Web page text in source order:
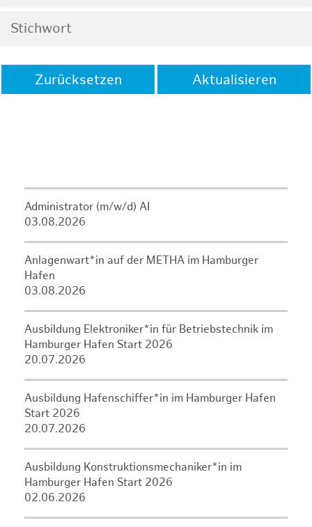
Zurücksetzen Aktualisieren
Administrator (m/w/d) AI
03.08.2026
Anlagenwart*in auf der METHA im Hamburger
Hafen
03.08.2026
Ausbildung Elektroniker*in für Betriebstechnik im
Hamburger Hafen Start 2026
20.07.2026
Ausbildung Hafenschiffer*in im Hamburger Hafen
Start 2026
20.07.2026
Ausbildung Konstruktionsmechaniker*in im
Hamburger Hafen Start 2026
02.06.2026